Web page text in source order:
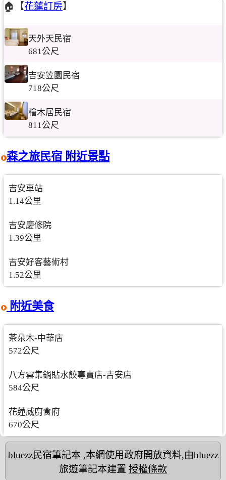
🏠【花蓮訂房】
天外天民宿
681公尺
吉安笠園民宿
718公尺
檜木居民宿
811公尺
森之旅民宿 附近景點
吉安車站
1.14公里
吉安慶修院
1.39公里
吉安好客藝術村
1.52公里
附近美食
茶朵木-中華店
572公尺
八方雲集鍋貼水餃專賣店-吉安店
584公尺
花蓮威廚食府
670公尺
bluezz民宿筆記本,本網使用政府開放資料,由bluezz
旅遊筆記本建置 授權條款